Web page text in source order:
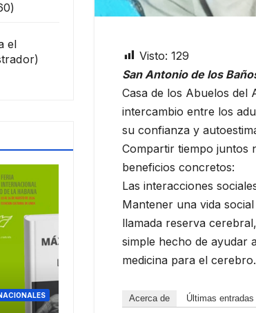
el
ACONTECER CULTURAL
Visto: 129
San Antonio de los
Casa de los Abuelos del
intercambio entre los
su confianza y
Compartir tiempo juntos
beneficios concretos:
Las interacciones
Mantener una vida
llamada reserva
simple hecho de ayudar
medicina para el cerebro.
Acerca de Últimas entradas